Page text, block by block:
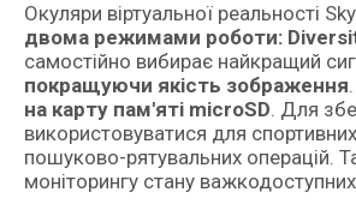
Окуляри віртуальної реальності
двома режимами роботи:
самостійно вибирає найкращий
покращуючи якість зображення
на карту пам'яті microSD. Для
використовуватися для
пошуково-рятувальних операцій.
моніторингу стану важкодоступних